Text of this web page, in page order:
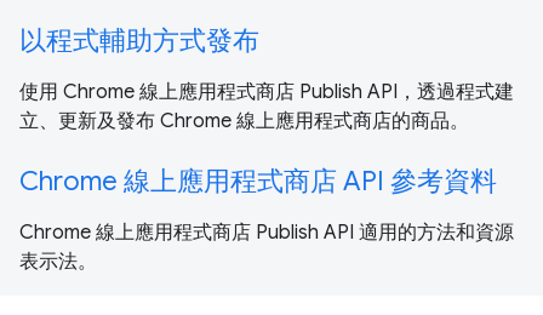
以程式輔助方式發布
使用 Chrome 線上應用程式商店 Publish API，透過程式建
立、更新及發布 Chrome 線上應用程式商店的商品。
Chrome 線上應用程式商店 API 參考資料
Chrome 線上應用程式商店 Publish API 適用的方法和資源
表示法。